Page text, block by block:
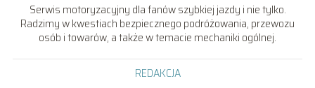
Serwis motoryzacyjny dla fanów szybkiej jazdy i nie tylko.
Radzimy w kwestiach bezpiecznego podróżowania, przewozu
osób i towarów, a także w temacie mechaniki ogólnej.
REDAKCJA